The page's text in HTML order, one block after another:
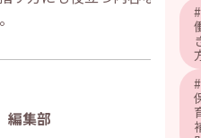
#
#
編集部